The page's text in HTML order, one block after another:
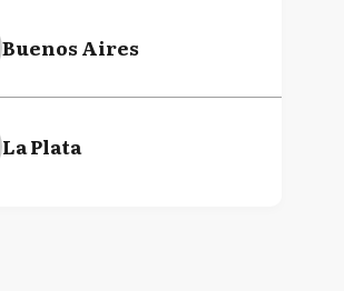
Buenos Aires
La Plata